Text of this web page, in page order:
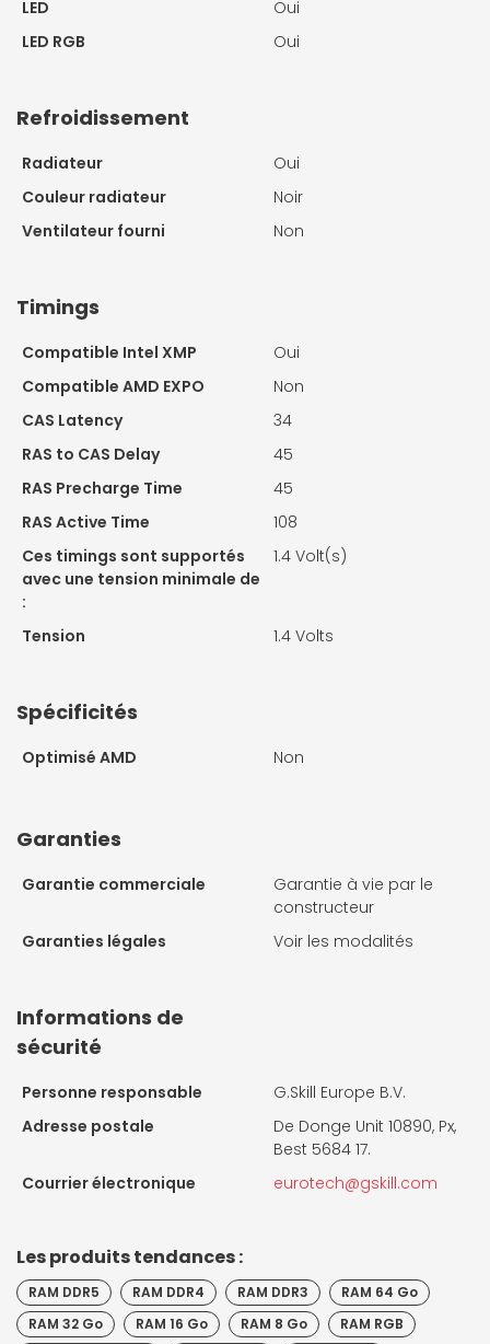
LED
Oui
LED RGB
Oui
Refroidissement
Radiateur
Oui
Couleur radiateur
Noir
Ventilateur fourni
Non
Timings
Compatible Intel XMP
Oui
Compatible AMD EXPO
Non
CAS Latency
34
RAS to CAS Delay
45
RAS Precharge Time
45
RAS Active Time
108
Ces timings sont supportés
avec une tension minimale de
:
1.4 Volt(s)
Tension 1.4 Volts
Spécificités
Optimisé AMD Non
Garanties
Garantie commerciale
Garantie à vie par le
constructeur
Garanties légales
Voir les modalités
Informations de
sécurité
Personne responsable
G.Skill Europe B.V.
Adresse postale
De Donge Unit 10890, Px,
Best 5684 17.
Courrier électronique
eurotech@gskill.com
Les produits tendances :
RAM DDR5 RAM DDR4 RAM DDR3
RAM 64 Go
RAM 32 Go
RAM 16 Go RAM 8 Go
RAM RGB